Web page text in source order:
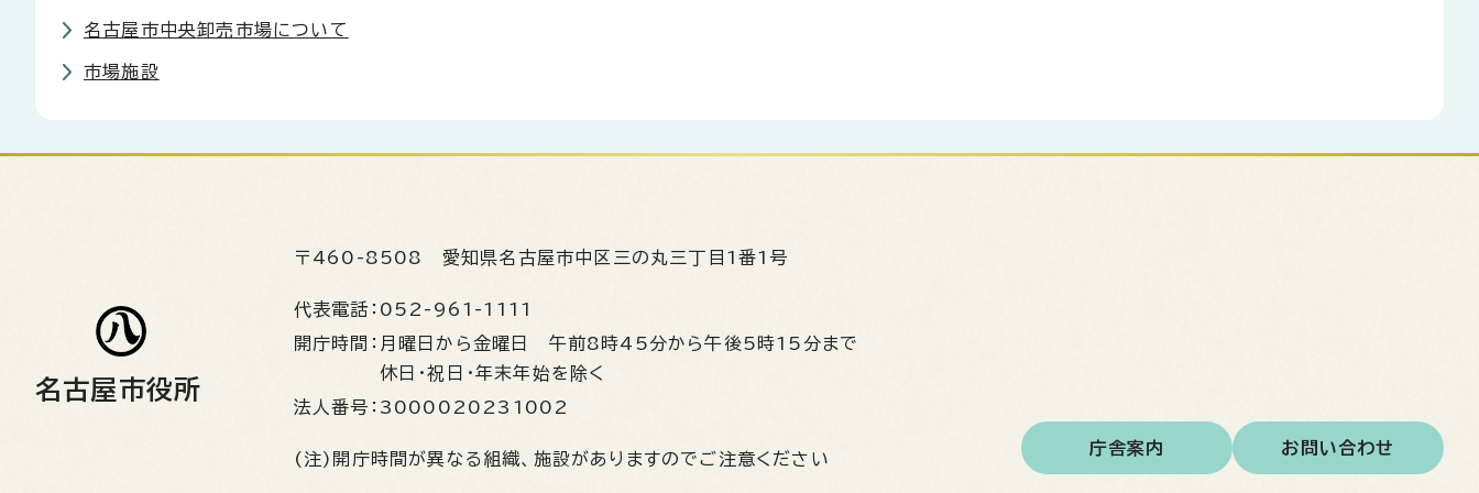
名古屋市中央卸売市場について
市場施設
名古屋市役所
〒460-8508 愛知県名古屋市中区三の丸三丁目1番1号
代表電話： 052-961-1111
開庁時間： 月曜日から金曜日 午前8時45分から午後5時15分まで
休日・祝日・年末年始を除く
法人番号： 3000020231002
(注)開庁時間が異なる組織、施設がありますのでご注意ください
庁舎案内 お問い合わせ